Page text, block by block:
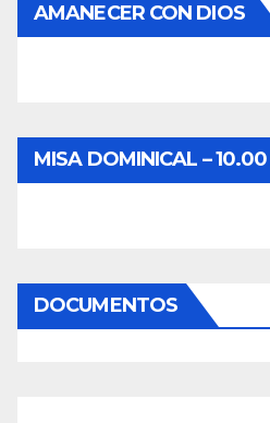
AMANECER CON DIOS
MISA DOMINICAL –
DOCUMENTOS